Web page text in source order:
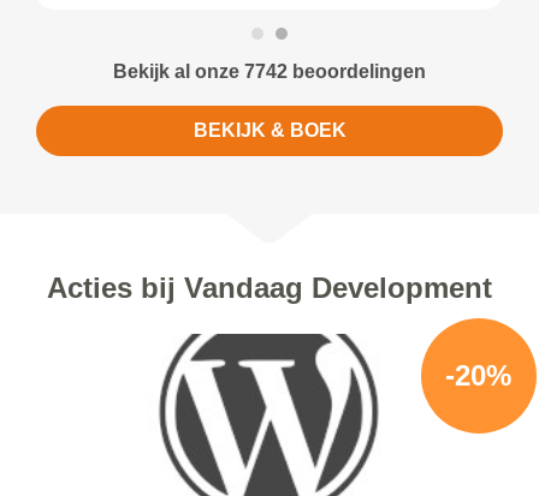
Bekijk al onze 7742 beoordelingen
BEKIJK & BOEK
Acties bij Vandaag Development
-20%